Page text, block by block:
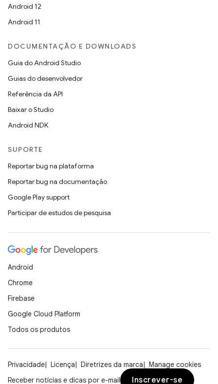
Android 12
Android 11
DOCUMENTAÇÃO E DOWNLOADS
Guia do Android Studio
Guias do desenvolvedor
Referência da API
Baixar o Studio
Android NDK
SUPORTE
Reportar bug na plataforma
Reportar bug na documentação
Google Play support
Participar de estudos de pesquisa
Android
Chrome
Firebase
Google Cloud Platform
Todos os produtos
Privacidade Licença Diretrizes da marca
Manage cookies
Receber notícias e dicas por e-mail
Inscrever-se